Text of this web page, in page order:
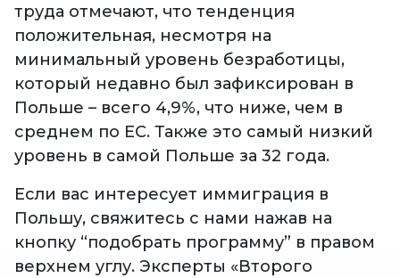
труда отмечают, что тенденция
положительная, несмотря на
минимальный уровень безработицы,
который недавно был зафиксирован в
Польше – всего 4,9%, что ниже, чем в
среднем по ЕС. Также это самый низкий
уровень в самой Польше за 32 года.
Если вас интересует иммиграция в
Польшу, свяжитесь с нами нажав на
кнопку “подобрать программу” в правом
верхнем углу. Эксперты «Второго